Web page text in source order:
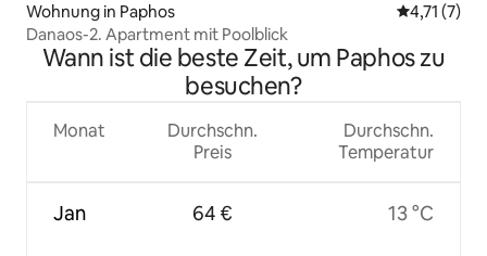
Wohnung in Paphos
4,71 (7)
Danaos-2. Apartment mit Poolblick
Wann ist die beste Zeit, um Paphos zu
besuchen?
Monat
Jan
Durchschn.
Preis
64 €
Durchschn.
Temperatur
13 °C